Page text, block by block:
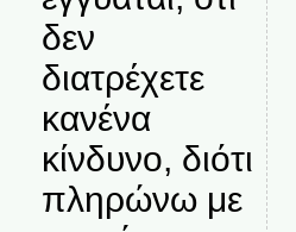
δεν
διατρέχετε
κανένα
κίνδυνο, διότι
πληρώνω με